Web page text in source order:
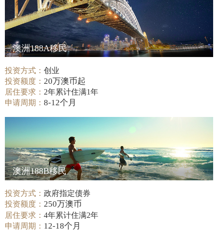
澳洲188A移民
投资方式：创业
投资额度： 20万澳币起
居住要求： 2年累计住满1年
申请周期：8-12个月
澳洲188B移民
投资方式：政府指定债券
投资额度： 250万澳币
居住要求：4年累计住满2年
申请周期： 12-18个月